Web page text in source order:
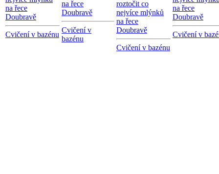
na řece
Doubravě
Cvičení v bazénu
na řece
Doubravě
Cvičení v
bazénu
roztočit co
nejvíce mlýnků
na řece
Doubravě
Cvičení v bazénu
na řece
Doubravě
Cvičení v